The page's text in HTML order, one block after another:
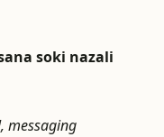
soki nazali
messaging